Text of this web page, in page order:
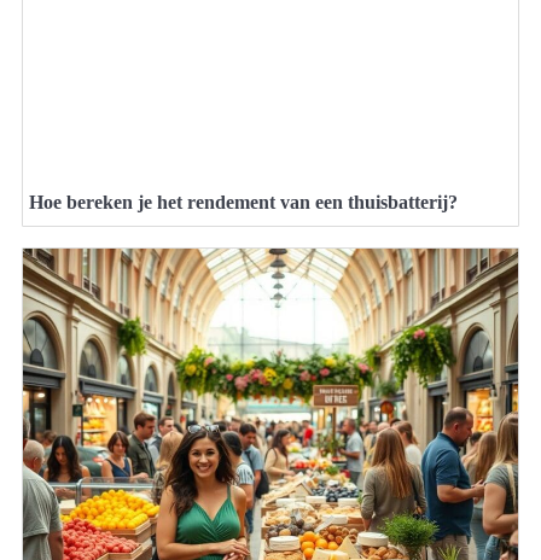
Hoe bereken je het rendement van een thuisbatterij?